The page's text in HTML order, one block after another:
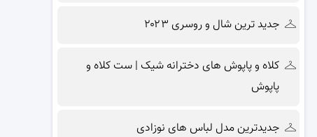
جدید ترین شال و روسری ۲۰۲۳
کلاه و پاپوش های دخترانه شیک | ست کلاه و
پاپوش
جدیدترین مدل لباس های نوزادی